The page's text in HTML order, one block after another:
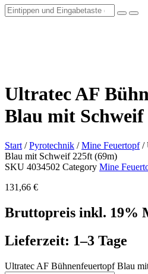
Ultratec AF
Blau mit
Start /Pyrotechnik /Mine Feuertopf/
Blau mit Schweif 225ft (69m)
SKU 4034502 Category Mine
131,66 €
Bruttopreis inkl. 19%
Lieferzeit: 1–3 Tage
Ultratec AF Bühnenfeuertopf Blau